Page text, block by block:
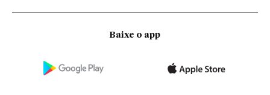
Baixe o app